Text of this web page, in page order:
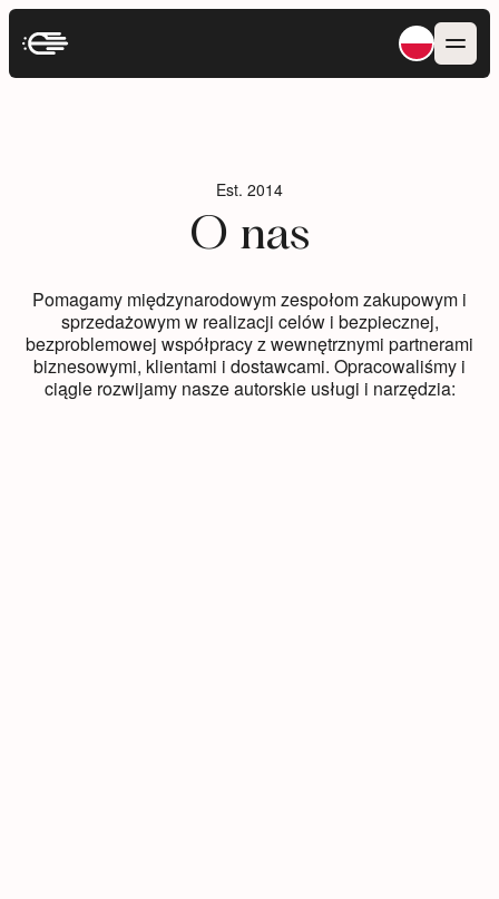
Est. 2014
O nas
Pomagamy międzynarodowym zespołom zakupowym i
sprzedażowym w realizacji celów i bezpiecznej,
bezproblemowej współpracy z wewnętrznymi partnerami
biznesowymi, klientami i dostawcami. Opracowaliśmy i
ciągle rozwijamy nasze autorskie usługi i narzędzia:
Est. 2014
O nas
Pomagamy międzynarodowym zespołom zakupowym i
sprzedażowym w realizacji celów i bezpiecznej,
bezproblemowej współpracy z wewnętrznymi partnerami
biznesowymi, klientami i dostawcami. Opracowaliśmy i
ciągle rozwijamy nasze autorskie usługi i narzędzia: